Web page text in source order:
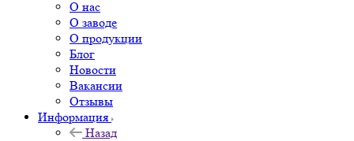
О нас
О заводе
О продукции
Блог
Новости
Вакансии
Отзывы
Информация
Назад